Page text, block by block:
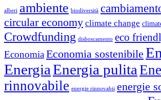
alberi ambiente biodiversità
circular economy climate change
Crowdfunding disboscamento eco
EconomiaEconomia sostenibile
EnergiaEnergia pulita
rinnovabile energie rinnovabii energie